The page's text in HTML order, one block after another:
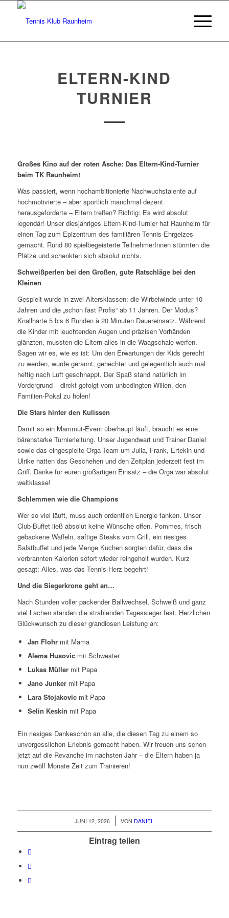
ELTERN-KIND
TURNIER
Großes Kino auf der roten Asche: Das Eltern-Kind-Turnier
beim TK Raunheim!
Was passiert, wenn hochambitionierte Nachwuchstalente auf
hochmotivierte – aber sportlich manchmal dezent
herausgeforderte – Eltern treffen? Richtig: Es wird absolut
legendär! Unser diesjähriges Eltern-Kind-Turnier hat Raunheim für
einen Tag zum Epizentrum des familiären Tennis-Ehrgeizes
gemacht. Rund 80 spielbegeisterte TeilnehmerInnen stürmten die
Plätze und schenkten sich absolut nichts.
Schweißperlen bei den Großen, gute Ratschläge bei den
Kleinen
Gespielt wurde in zwei Altersklassen: die Wirbelwinde unter 10
Jahren und die „schon fast Profis“ ab 11 Jahren. Der Modus?
Knallharte 5 bis 6 Runden à 20 Minuten Dauereinsatz. Während
die Kinder mit leuchtenden Augen und präzisen Vorhänden
glänzten, mussten die Eltern alles in die Waagschale werfen.
Sagen wir es, wie es ist: Um den Erwartungen der Kids gerecht
zu werden, wurde gerannt, gehechtet und gelegentlich auch mal
heftig nach Luft geschnappt. Der Spaß stand natürlich im
Vordergrund – direkt gefolgt vom unbedingten Willen, den
Familien-Pokal zu holen!
Die Stars hinter den Kulissen
Damit so ein Mammut-Event überhaupt läuft, braucht es eine
bärenstarke Turnierleitung. Unser Jugendwart und Trainer Daniel
sowie das eingespielte Orga-Team um Julia, Frank, Ertekin und
Ulrike hatten das Geschehen und den Zeitplan jederzeit fest im
Griff. Danke für euren großartigen Einsatz – die Orga war absolut
weltklasse!
Schlemmen wie die Champions
Wer so viel läuft, muss auch ordentlich Energie tanken. Unser
Club-Buffet ließ absolut keine Wünsche offen. Pommes, frisch
gebackene Waffeln, saftige Steaks vom Grill, ein riesiges
Salatbuffet und jede Menge Kuchen sorgten dafür, dass die
verbrannten Kalorien sofort wieder reingeholt wurden. Kurz
gesagt: Alles, was das Tennis-Herz begehrt!
Und die Siegerkrone geht an…
Nach Stunden voller packender Ballwechsel, Schweiß und ganz
viel Lachen standen die strahlenden Tagessieger fest. Herzlichen
Glückwunsch zu dieser grandiosen Leistung an:
Jan Flohrmit Mama
Alema Husovicmit Schwester
Lukas Müllermit Papa
Jano Junkermit Papa
Lara Stojakovicmit Papa
Selin Keskin mit Papa
Ein riesiges Dankeschön an alle, die diesen Tag zu einem so
unvergesslichen Erlebnis gemacht haben. Wir freuen uns schon
jetzt auf die Revanche im nächsten Jahr – die Eltern haben ja
nun zwölf Monate Zeit zum Trainieren!
JUNI 12, 2026
/ VON DANIEL
Eintrag teilen